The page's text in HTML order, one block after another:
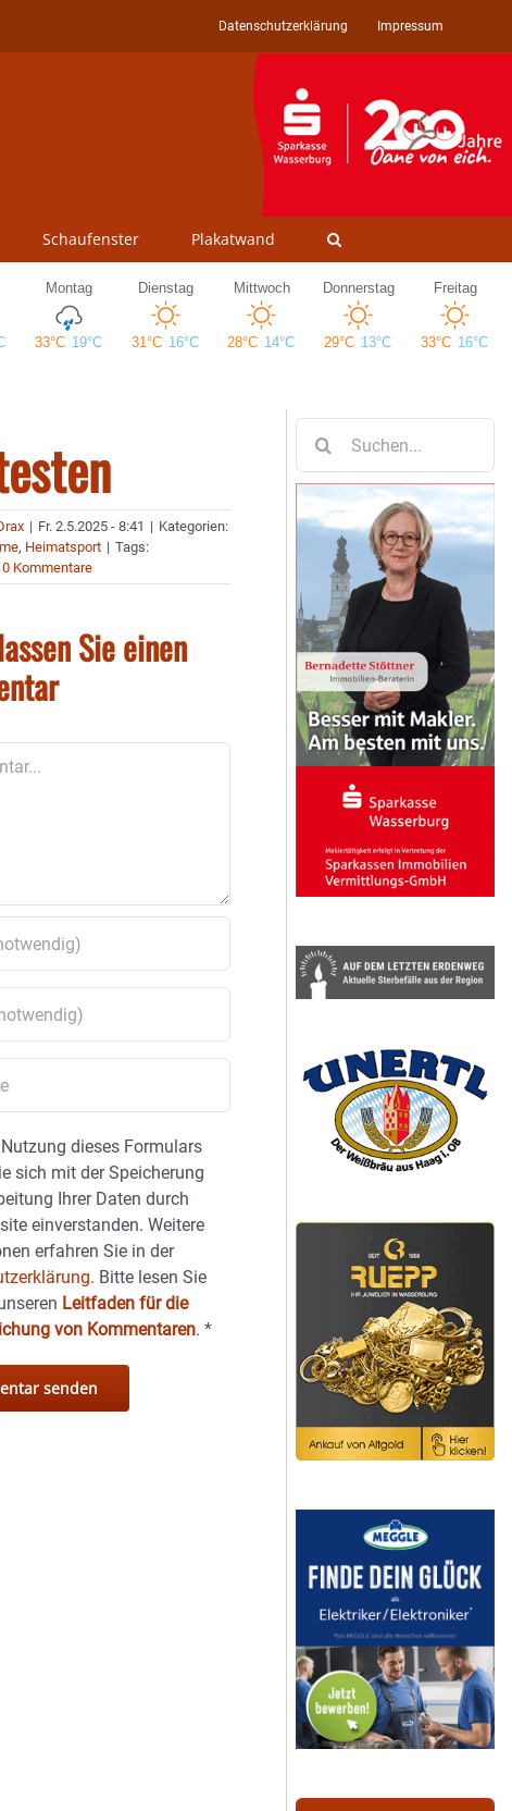
Datenschutzerklärung Impressum
Schaufenster Plakatwand
| Fr. 2.5.2025 - 8:41 | Kategorien:
, Heimatsport | Tags:
0 Kommentare
Sie einen
dieses Formulars
sich mit der Speicherung
Ihrer Daten durch
einverstanden. Weitere
erfahren Sie in der
Bitte lesen Sie
Leitfaden für die
von Kommentaren.*
nach: